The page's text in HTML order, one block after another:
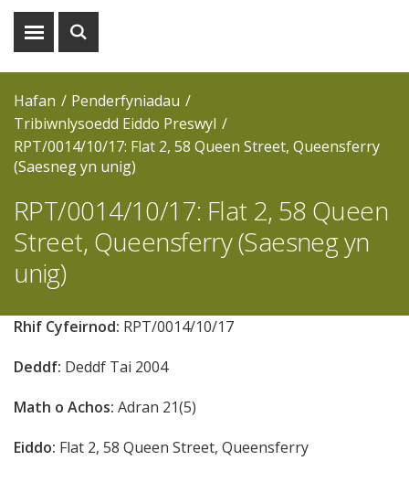
DangosDangos
Hafan
Penderfyniadau
Tribiwnlysoedd Eiddo Preswyl
RPT/0014/10/17: Flat 2, 58 Queen Street, Queensferry
(Saesneg yn unig)
RPT/0014/10/17: Flat 2, 58 Queen
Street, Queensferry (Saesneg yn
unig)
Rhif Cyfeirnod: RPT/0014/10/17
Deddf: Deddf Tai 2004
Math o Achos: Adran 21(5)
Eiddo: Flat 2, 58 Queen Street, Queensferry